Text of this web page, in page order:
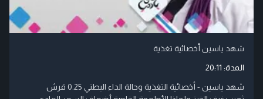
شهد ياسين أخصائية تغذية
المدة: 20:11
شهد ياسين - أخصائية التغذية وحالة الداء البطني 0.25 قرش